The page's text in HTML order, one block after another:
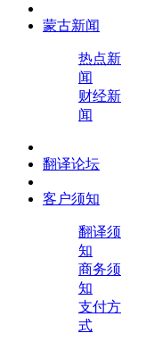
蒙古新闻
热点新
闻
财经新
闻
翻译论坛
客户须知
翻译须
知
商务须
知
支付方
式